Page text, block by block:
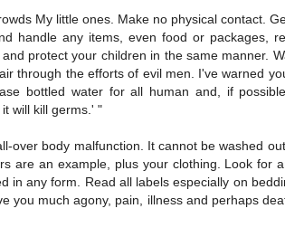
My little ones. Make no physical contact.
handle any items, even food or packages,
protect your children in the same manner.
through the efforts of evil men. I've warned
bottled water for all human and, if
will kill germs.' "
over body malfunction. It cannot be washed
are an example, plus your clothing. Look for
in any form. Read all labels especially on
you much agony, pain, illness and perhaps